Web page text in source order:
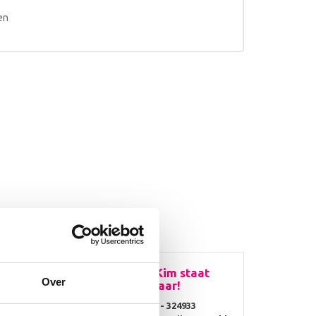
Over
Vragen? Kim staat
voor je klaar!
0314 - 324933